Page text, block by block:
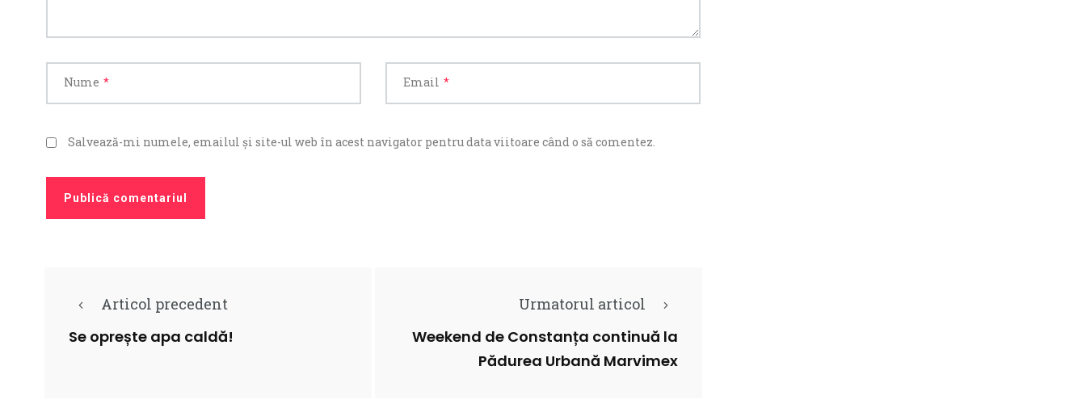
Nume * Email *
Salvează-mi numele, emailul și site-ul web în acest navigator pentru data viitoare când o să comentez.
Articol precedent
Se oprește apa caldă!
Urmatorul articol
Weekend de Constanța continuă la
Pădurea Urbană Marvimex